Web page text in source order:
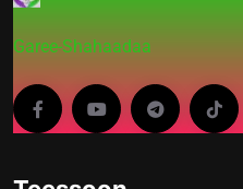
Garee-Shahaadaa